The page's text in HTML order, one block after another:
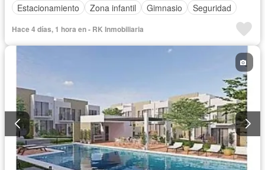
Estacionamiento
Zona infantil Gimnasio Seguridad
Hace 4 días, 1 hora en - RK Inmobiliaria